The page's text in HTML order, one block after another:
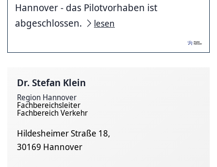
Hannover - das Pilotvorhaben ist
abgeschlossen.
lesen
Dr. Stefan Klein
Region Hannover
Fachbereichsleiter
Fachbereich Verkehr
Hildesheimer Straße 18,
30169 Hannover